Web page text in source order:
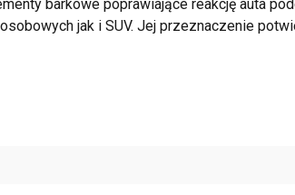
barkowe poprawiające reakcję auta
jak i SUV. Jej przeznaczenie